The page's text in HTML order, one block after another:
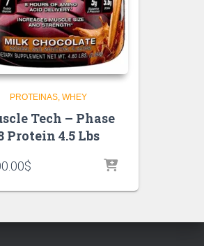
PROTEINAS WHEY
Tech – Phase
Protein 4.5 Lbs
$